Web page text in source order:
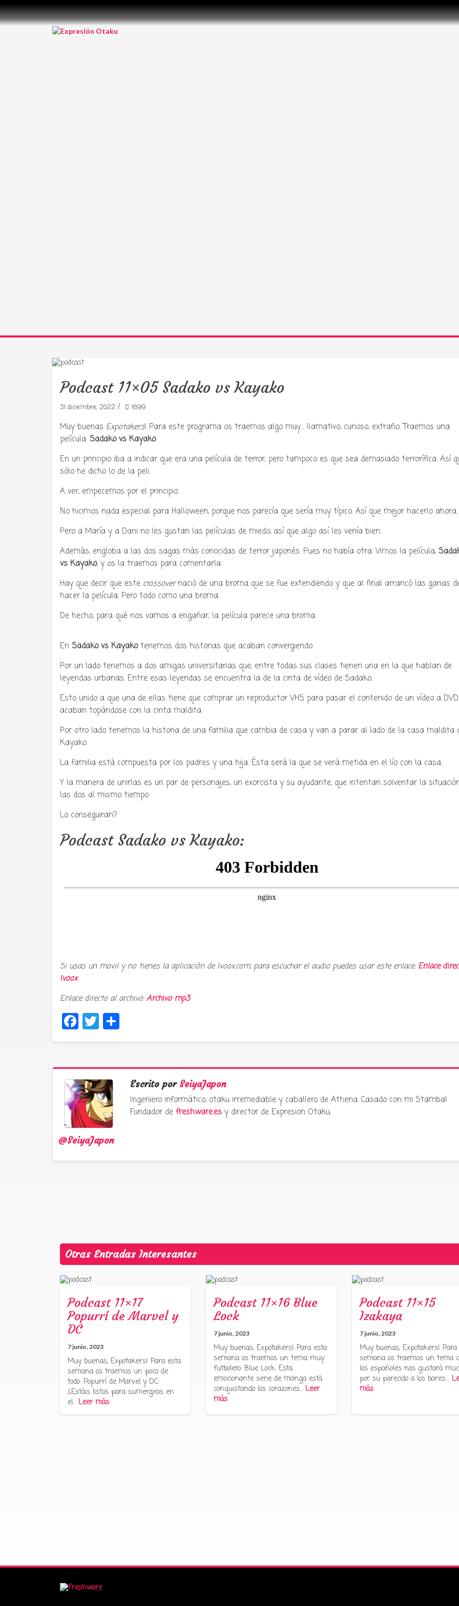
Tu radio y podcast sobre
cultura japonesa ツ
Podcast 11×05 Sadako vs Kayako
31 diciembre, 2022 / 1699
Muy buenas Expotakers! Para este programa os traemos algo muy… llamativo, curioso, extraño. Traemos una
película: Sadako vs Kayako.
En un principio iba a indicar que era una película de terror, pero tampoco es que sea demasiado terrorífica. Así
sólo he dicho lo de la peli.
A ver, empecemos por el principio.
No hicimos nada especial para Halloween, porque nos parecía que sería muy típico. Así que mejor hacerlo ahora.
Pero a María y a Dani no les gustan las películas de miedo, así que algo así les venía bien.
Además, engloba a las dos sagas más conocidas de terror japonés. Pues no había otra. Vimos la película,
vs Kayako, y os la traemos para comentarla.
Hay que decir que este crossovernació de una broma que se fue extendiendo y que al final arrancó las ganas
hacer la película. Pero todo como una broma.
De hecho, para qué nos vamos a engañar, la película parece una broma.
En Sadako vs Kayakotenemos dos historias que acaban convergiendo.
Por un lado tenemos a dos amigas universitarias que, entre todas sus clases tienen una en la que hablan de
leyendas urbanas. Entre esas leyendas se encuentra la de la cinta de vídeo de Sadako.
Esto unido a que una de ellas tiene que comprar un reproductor VHS para pasar el contenido de un vídeo a DVD,
acaban topándose con la cinta maldita.
Por otro lado tenemos la historia de una familia que cambia de casa y van a parar al lado de la casa maldita
Kayako.
La familia está compuesta por los padres y una hija. Ésta será la que se verá metida en el lío con la casa.
Y la manera de unirlas es un par de personajes, un exorcista y su ayudante, que intentan solventar la
las dos al mismo tiempo.
Lo conseguiran?
Podcast Sadako vs Kayako:
Si usas un movil y no tienes la aplicación de Ivoox.com, para escuchar el audio puedes usar este enlace: Enlace
Ivoox
Enlace directo al archivo:Archivo mp3
Facebook
Twitter
@SeiyaJapon
Escrito por SeiyaJapon
Ingeniero informático, otaku irremediable y caballero de Athena. Casado con mi Stamba!
Fundador de freshware.esy director de Expresion Otaku.
Otras Entradas Interesantes
Podcast 11×17
Popurrí de Marvel y
DC
7 junio, 2023
Muy buenas, Expotakers! Para esta
semana os traemos un poco de
todo: Popurrí de Marvel y DC.
¿Estáis listos para sumergiros en
el… Leer más
Podcast 11×16 Blue
Lock
7 junio, 2023
Muy buenas, Expotakers! Para esta
semana os traemos un tema muy
futbolero: Blue Lock. Esta
emocionante serie de manga está
conquistando los corazones… Leer
más
Podcast 11×15
Izakaya
7 junio, 2023
Muy buenas, Expotakers!
semana os traemos un tema
los españoles nos gustará
por su parecido a los bares:…
más